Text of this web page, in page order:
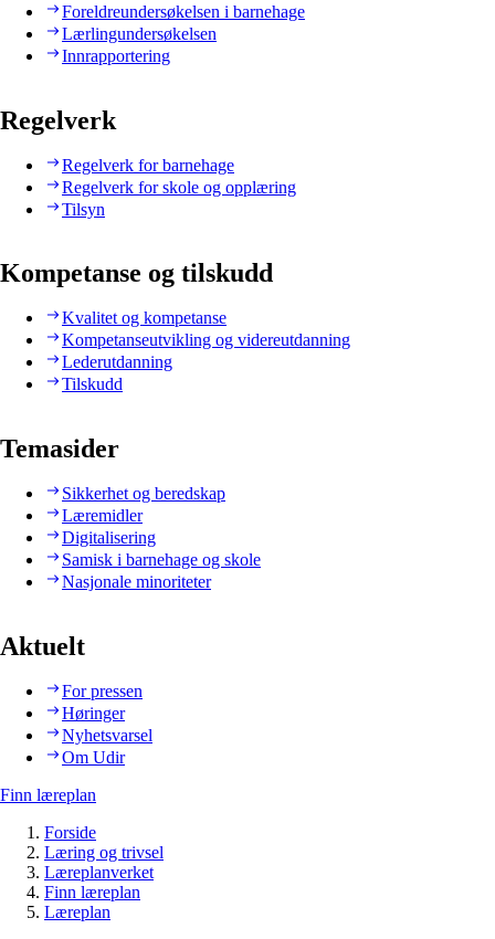
Foreldreundersøkelsen i barnehage
Lærlingundersøkelsen
Innrapportering
Regelverk
Regelverk for barnehage
Regelverk for skole og opplæring
Tilsyn
Kompetanse og tilskudd
Kvalitet og kompetanse
Kompetanseutvikling og videreutdanning
Lederutdanning
Tilskudd
Temasider
Sikkerhet og beredskap
Læremidler
Digitalisering
Samisk i barnehage og skole
Nasjonale minoriteter
Aktuelt
For pressen
Høringer
Nyhetsvarsel
Om Udir
Finn læreplan
Forside
Læring og trivsel
Læreplanverket
Finn læreplan
Læreplan